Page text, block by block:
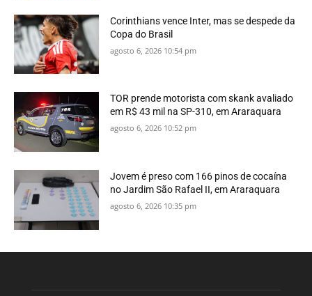
Corinthians vence Inter, mas se despede da
Copa do Brasil
agosto 6, 2026 10:54 pm
TOR prende motorista com skank avaliado
em R$ 43 mil na SP-310, em Araraquara
agosto 6, 2026 10:52 pm
Jovem é preso com 166 pinos de cocaína
no Jardim São Rafael II, em Araraquara
agosto 6, 2026 10:35 pm